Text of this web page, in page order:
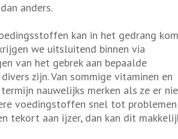
anders.
kan in het gedrang
we uitsluitend binnen via
van het gebrek aan bepaalde
zijn. Van sommige vitaminen en
nauwelijks merken als ze er
voedingstoffen snel tot problemen
tekort aan ijzer, dan kan dit